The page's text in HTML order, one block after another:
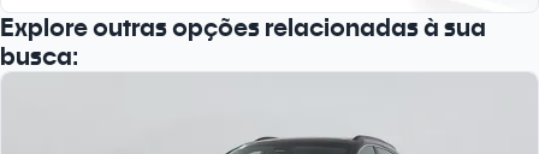
Explore outras opções relacionadas à sua
busca: